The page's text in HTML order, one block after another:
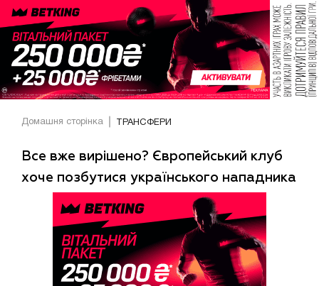
Домашня сторінка ТРАНСФЕРИ
Все вже вирішено? Європейський клуб
хоче позбутися українського нападника